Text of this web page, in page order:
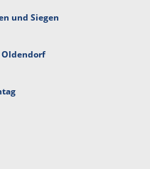
und Siegen